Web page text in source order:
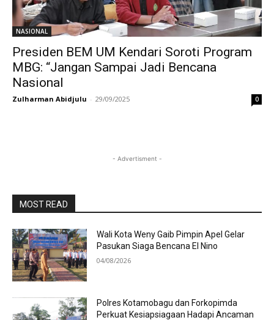
NASIONAL
Presiden BEM UM Kendari Soroti Program
MBG: “Jangan Sampai Jadi Bencana
Nasional
Zulharman Abidjulu - 29/09/2025 0
- Advertisment -
MOST READ
Wali Kota Weny Gaib Pimpin Apel Gelar
Pasukan Siaga Bencana El Nino
04/08/2026
Polres Kotamobagu dan Forkopimda
Perkuat Kesiapsiagaan Hadapi Ancaman